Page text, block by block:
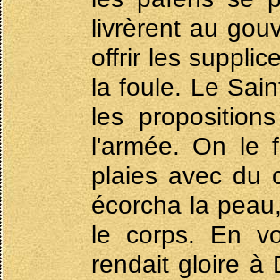
livrèrent au
offrir les
la foule. Le
les
l'armée. On le
plaies avec du
écorcha la
le corps. En
rendait gloire à